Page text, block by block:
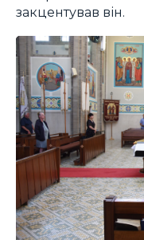
закцентував він.